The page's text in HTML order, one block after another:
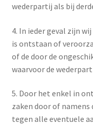
wederpartij als bij
4. In ieder geval zijn
is ontstaan of
of de door de
waarvoor de
5. Door het enkel in
zaken door of
tegen alle eventuele